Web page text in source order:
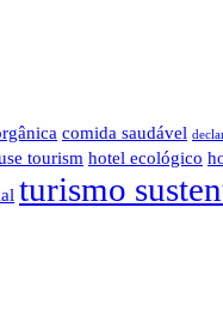
comida saudável
tourism hotel ecológico
turismo